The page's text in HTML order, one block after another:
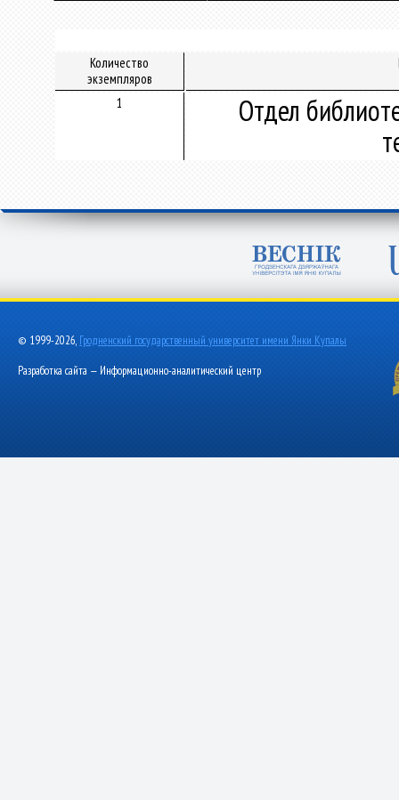
Количество
экземпляров
1
Отдел
© 1999-2026, Гродненский государственный университет имени Янки Купалы
Разработка сайта — Информационно-аналитический центр